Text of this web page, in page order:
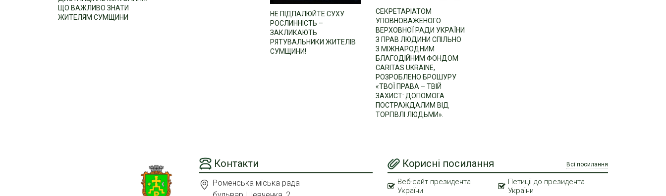
ЩО ВАЖЛИВО ЗНАТИ
ЖИТЕЛЯМ СУМЩИНИ
НЕ ПІДПАЛЮЙТЕ СУХУ
РОСЛИННІСТЬ –
ЗАКЛИКАЮТЬ
РЯТУВАЛЬНИКИ ЖИТЕЛІВ
СУМЩИНИ!
СЕКРЕТАРІАТОМ
УПОВНОВАЖЕНОГО
ВЕРХОВНОЇ РАДИ УКРАЇНИ
З ПРАВ ЛЮДИНИ СПІЛЬНО
З МІЖНАРОДНИМ
БЛАГОДІЙНИМ ФОНДОМ
CARITAS UKRAINE,
РОЗРОБЛЕНО БРОШУРУ
«ТВОЇ ПРАВА – ТВІЙ
ЗАХИСТ: ДОПОМОГА
ПОСТРАЖДАЛИМ ВІД
ТОРГІВЛІ ЛЮДЬМИ».
Контакти
Роменська міська рада
Корисні посилання Всі посилання
Веб-сайт президента
України
Петиції до президента
України